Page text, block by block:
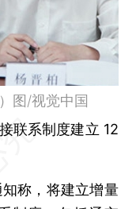
图/视觉中国
联系制度建立 12
称，将建立增量